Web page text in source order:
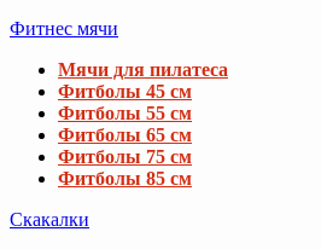
Фитнес мячи
Мячи для пилатеса
Фитболы 45 см
Фитболы 55 см
Фитболы 65 см
Фитболы 75 см
Фитболы 85 см
Скакалки